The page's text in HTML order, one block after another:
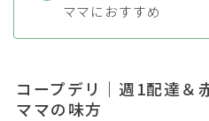
ママにおすすめ
コープデリ｜週1配達＆
ママの味方